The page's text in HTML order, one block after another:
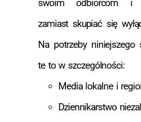
swoim odbiorcom i
zamiast skupiać się
Na potrzeby niniejszego
te to w szczególności:
Media lokalne i
Dziennikarstwo